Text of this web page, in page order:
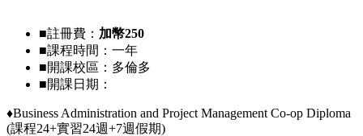
■註冊費： 加幣250
■課程時間：一年
■開課校區：多倫多
■開課日期：
♦Business Administration and Project Management Co-op Diploma
(課程24+實習24週+7週假期)